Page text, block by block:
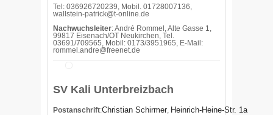
Tel: 036926720239, Mobil. 01728007136,
wallstein-patrick@t-online.de
Nachwuchsleiter: André Rommel, Alte Gasse 1,
99817 Eisenach/OT Neukirchen, Tel.
03691/709565, Mobil: 0173/3951965, E-Mail:
rommel.andre@freenet.de
SV Kali Unterbreizbach
Postanschrift:Christian Schirmer, Heinrich-Heine-Str. 1a